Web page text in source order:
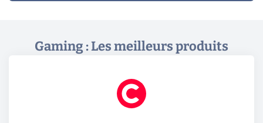
Gaming : Les meilleurs produits